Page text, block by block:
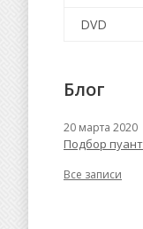
DVD
Блог
20 марта 2020
Подбор пуант
Все записи